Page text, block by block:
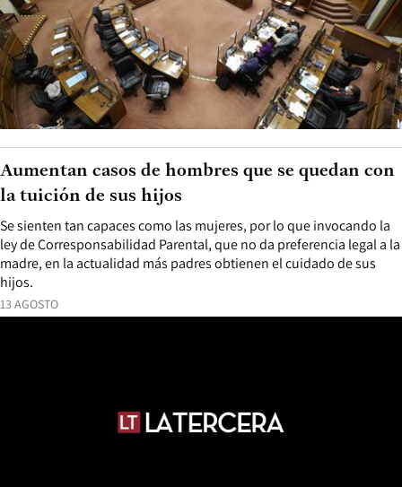
13 AGOSTO
Se sienten tan capaces como las mujeres, por lo que invocando la
ley de Corresponsabilidad Parental, que no da preferencia legal a la
madre, en la actualidad más padres obtienen el cuidado de sus
hijos.
Aumentan casos de hombres que se quedan con
la tuición de sus hijos